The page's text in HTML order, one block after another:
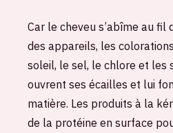
Car le cheveu s’abîme au
des appareils, les
soleil, le sel, le chlore et les
ouvrent ses écailles et lui
matière. Les produits à la
de la protéine en surface